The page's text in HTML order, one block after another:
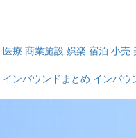
医療 商業施設 娯楽 宿泊 小売
インバウンドまとめ インバウ